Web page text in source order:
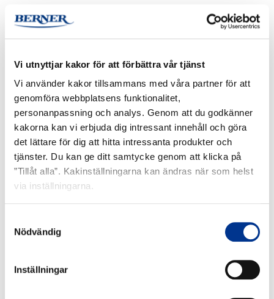
Vi utnyttjar kakor för att förbättra vår tjänst
Vi använder kakor tillsammans med våra partner för att
genomföra webbplatsens funktionalitet,
personanpassning och analys. Genom att du godkänner
kakorna kan vi erbjuda dig intressant innehåll och göra
det lättare för dig att hitta intressanta produkter och
tjänster. Du kan ge ditt samtycke genom att klicka på
”Tillåt alla”. Kakinställningarna kan ändras när som helst
via inställningarna.
Nödvändig
Inställningar
LADDA NER PRODUKTINFORMATION
RELATERADE PRODUKTER
Vaginal
Ready
PVC-
fri